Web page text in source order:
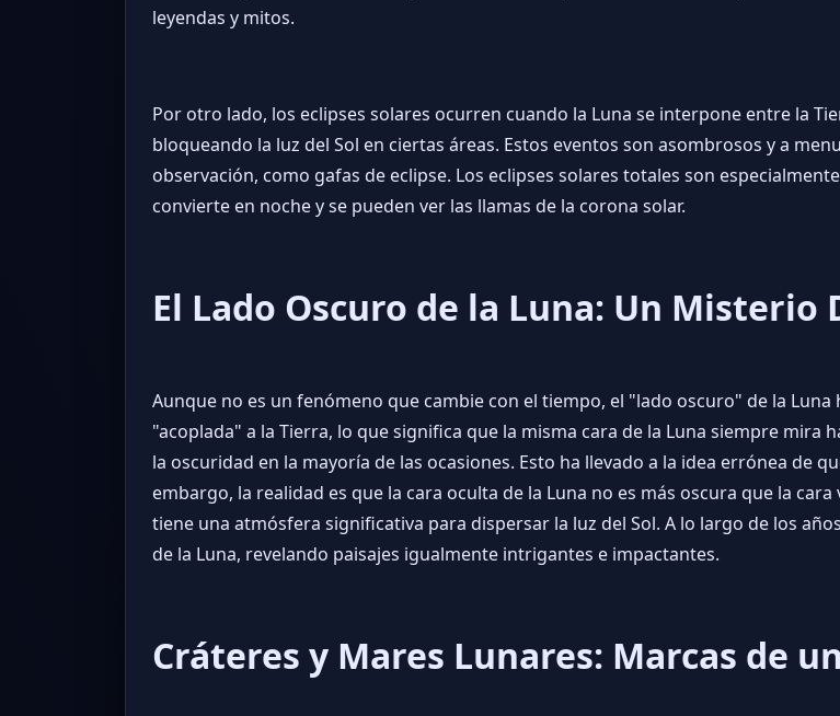
leyendas y mitos.
Por otro lado, los eclipses solares ocurren cuando la Luna se interpone entre la
bloqueando la luz del Sol en ciertas áreas. Estos eventos son asombrosos y a
observación, como gafas de eclipse. Los eclipses solares totales son
convierte en noche y se pueden ver las llamas de la corona solar.
El Lado Oscuro de la Luna: Un Misterio
Aunque no es un fenómeno que cambie con el tiempo, el "lado oscuro" de la
"acoplada" a la Tierra, lo que significa que la misma cara de la Luna siempre mira
la oscuridad en la mayoría de las ocasiones. Esto ha llevado a la idea errónea de
embargo, la realidad es que la cara oculta de la Luna no es más oscura que la
tiene una atmósfera significativa para dispersar la luz del Sol. A lo largo de los
de la Luna, revelando paisajes igualmente intrigantes e impactantes.
Cráteres y Mares Lunares: Marcas de